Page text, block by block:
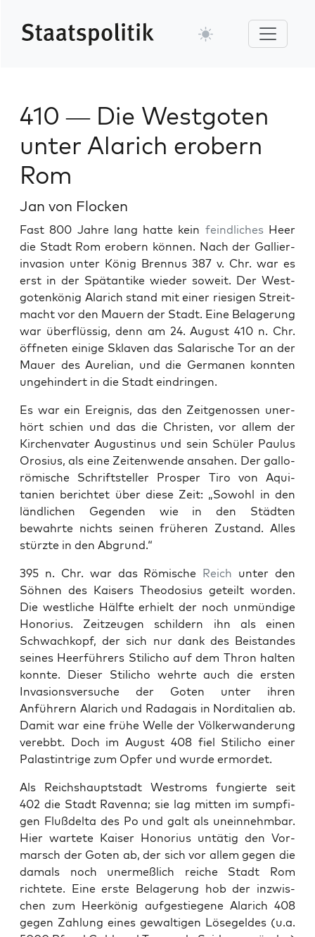
410 — Die Westgoten
unter Alarich erobern
Rom
Jan von Flocken
Fast 800 Jahre lang hat­te kein feindlich­es Heer
die Stadt Rom erobern kön­nen. Nach der Gal­lier­
in­va­sion unter König Bren­nus 387 v. Chr. war es
erst in der Spä­tan­tike wieder soweit. Der West­
gotenkönig Alarich stand mit ein­er riesi­gen Stre­it­
macht vor den Mauern der Stadt. Eine Belagerung
war über­flüs­sig, denn am 24. August 410 n. Chr.
öffneten einige Sklaven das Salarische Tor an der
Mauer des Aure­lian, und die Ger­ma­nen kon­nten
unge­hin­dert in die Stadt ein­drin­gen.
Es war ein Ereig­nis, das den Zeitgenossen uner­
hört schien und das die Chris­ten, vor allem der
Kirchen­vater Augusti­nus und sein Schüler Paulus
Oro­sius, als eine Zeit­en­wende ansa­hen. Der gal­lo-
römis­che Schrift­steller Pros­per Tiro von Aqui­
tanien berichtet über diese Zeit: „Sowohl in den
ländlichen Gegen­den wie in den Städten
bewahrte nichts seinen früheren Zus­tand. Alles
stürzte in den Abgrund.“
395 n. Chr. war das Römis­che Reich unter den
Söh­nen des Kaisers Theo­do­sius geteilt wor­den.
Die west­liche Hälfte erhielt der noch unmündi­ge
Hon­o­rius. Zeitzeu­gen schildern ihn als einen
Schwachkopf, der sich nur dank des Bei­s­tandes
seines Heer­führers Stili­cho auf dem Thron hal­ten
kon­nte. Dieser Stili­cho wehrte auch die ersten
Inva­sionsver­suche der Goten unter ihren
Anführern Alarich und Rada­gais in Nordi­tal­ien ab.
Damit war eine frühe Welle der Völk­er­wan­derung
verebbt. Doch im August 408 fiel Stili­cho ein­er
Palastin­trige zum Opfer und wurde ermordet.
Als Reichshaupt­stadt Westroms fungierte seit
402 die Stadt Raven­na; sie lag mit­ten im sump­fi­
gen Flußdelta des Po und galt als unein­nehm­bar.
Hier wartete Kaiser Hon­o­rius untätig den Vor­
marsch der Goten ab, der sich vor allem gegen die
damals noch uner­meßlich reiche Stadt Rom
richtete. Eine erste Belagerung hob der inzwis­
chen zum Heerkönig aufgestiegene Alarich 408
gegen Zahlung eines gewalti­gen Lösegeldes (u.a.